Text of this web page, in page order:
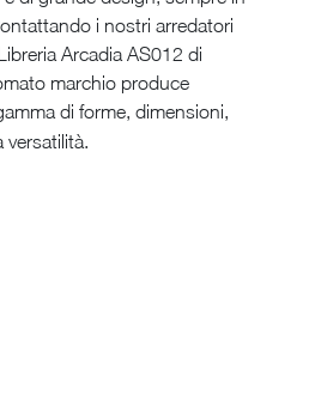
i nostri arredatori
Arcadia AS012 di
marchio produce
di forme, dimensioni,
versatilità.